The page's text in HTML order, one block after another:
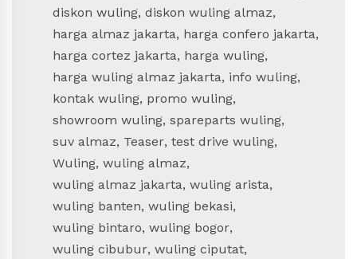
diskon wuling, diskon wuling almaz,
harga almaz jakarta, harga confero jakarta,
harga cortez jakarta, harga wuling,
harga wuling almaz jakarta, info wuling,
kontak wuling, promo wuling,
showroom wuling, spareparts wuling,
suv almaz, Teaser, test drive wuling,
Wuling, wuling almaz,
wuling almaz jakarta, wuling arista,
wuling banten, wuling bekasi,
wuling bintaro, wuling bogor,
wuling cibubur, wuling ciputat,